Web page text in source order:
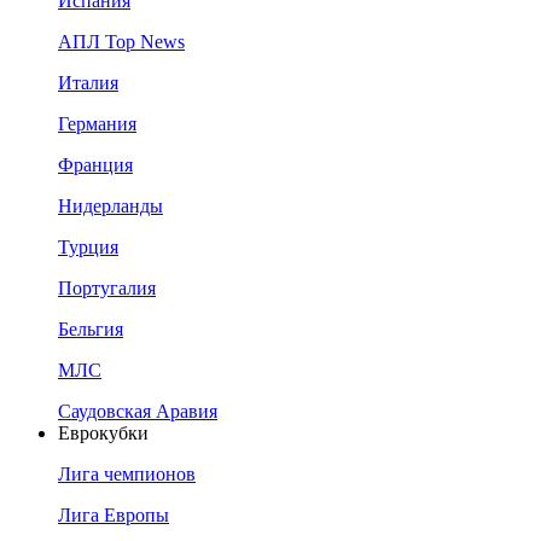
АПЛ Top News
Италия
Германия
Франция
Нидерланды
Турция
Португалия
Бельгия
МЛС
Саудовская Аравия
Еврокубки
Лига чемпионов
Лига Европы